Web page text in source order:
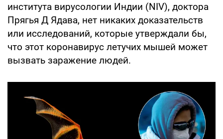
института вирусологии Индии (NIV), доктора
Прягья Д Ядава, нет никаких доказательств
или исследований, которые утверждали бы,
что этот коронавирус летучих мышей может
вызвать заражение людей.